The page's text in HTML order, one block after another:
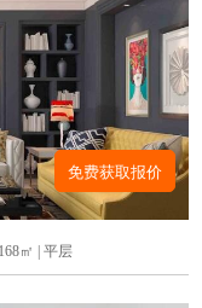
免费获取报价
㎡ | 平层